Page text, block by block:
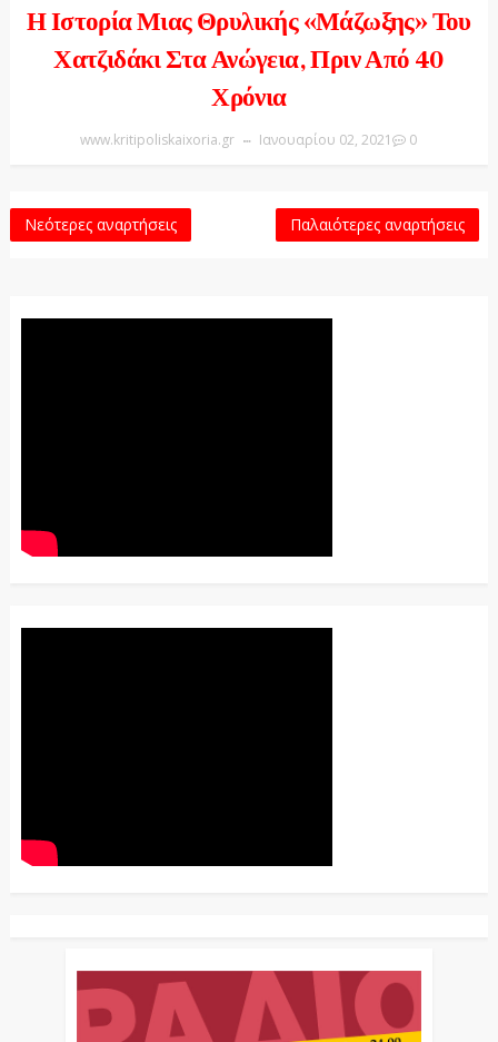
Η Ιστορία Μιας Θρυλικής «Μάζωξης» Του
Χατζιδάκι Στα Ανώγεια, Πριν Από 40
Χρόνια
www.kritipoliskaixoria.gr Ιανουαρίου 02, 2021 0
Νεότερες αναρτήσεις Παλαιότερες αναρτήσεις